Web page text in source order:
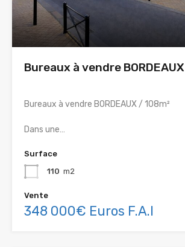
Bureaux à vendre BORDEAUX
Bureaux à vendre BORDEAUX / 108m²
Dans une…
Surface
110 m2
Vente
348 000€ Euros F.A.I